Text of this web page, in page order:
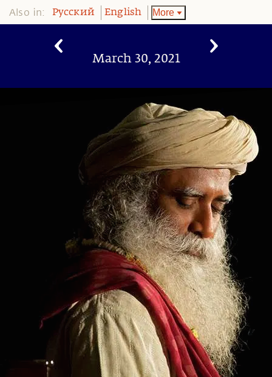
Also in: Pусский English More
March 30, 2021